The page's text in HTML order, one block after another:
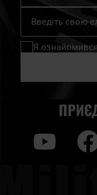
Підпишіться
нашу
розсилку
Я